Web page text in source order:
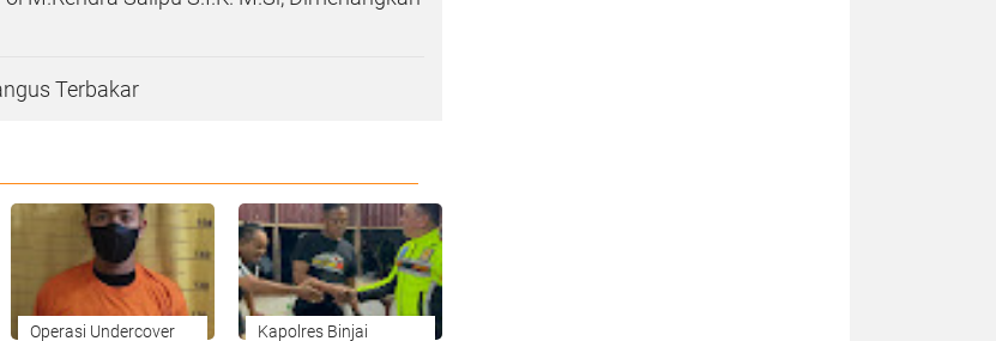
Operasi Undercover
Satresnarkoba Polres
Kapolres Binjai
Bersama Timsus Anti